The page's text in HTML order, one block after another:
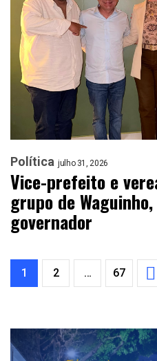
Política julho 31, 2026
Vice-prefeito e
grupo de
governador
1 2 … 67